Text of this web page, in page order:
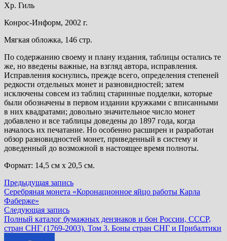
Хр. Гиль
Конрос-Информ, 2002 г.
Мягкая обложка, 146 стр.
По содержанию своему и плану издания, таблицы остались те
же, но введены важные, на взгляд автора, исправления.
Исправления коснулись, прежде всего, определения степеней
редкости отдельных монет и разновидностей; затем
исключены совсем из таблиц старинные подделки, которые
были обозначены в первом издании кружками с вписанными
в них квадратами; довольно значительное число монет
добавлено и все таблицы доведены до 1897 года, когда
началось их печатание. Но особенно расширен и разработан
обзор разновидностей монет, приведенный в систему и
доведенный до возможной в настоящее время полноты.
Формат: 14,5 см x 20,5 см.
Навигация
по
записям
Предыдущая записьПредыдущая
запись:
Серебряная монета «Коронационное яйцо работы Карла
Фаберже»
Следующая записьСледующая
запись:
Полный каталог бумажных дензнаков и бон России, СССР,
стран СНГ (1769-2003). Том 3. Боны стран СНГ и Прибалтики